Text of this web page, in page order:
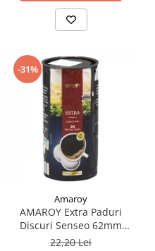
-31%
Amaroy
AMAROY Extra Paduri
Discuri Senseo 62mm
Monodoze 20buc 140g
22,20 Lei